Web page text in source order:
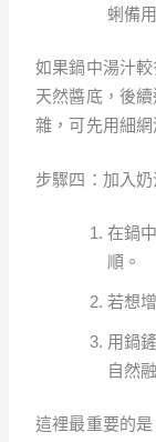
蜊備
如果鍋中湯汁
天然醬底，後
雜，可先用細網
步驟四：加入
在鍋
順。
若想
用鍋
自然
這裡最重要的